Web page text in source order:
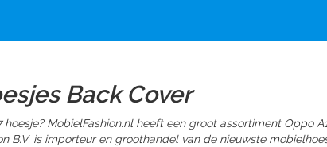
Back Cover
hoesje? MobielFashion.nl heeft een groot assortiment Oppo
B.V. is importeur en groothandel van de nieuwste